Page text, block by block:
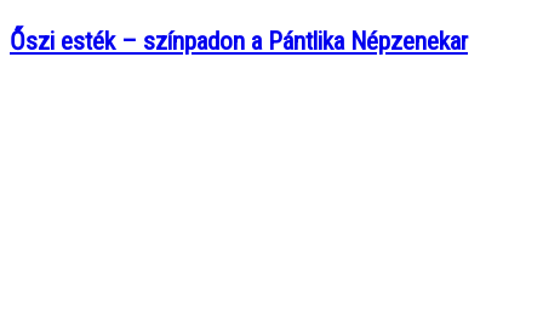
Őszi esték – színpadon a Pántlika Népzenekar